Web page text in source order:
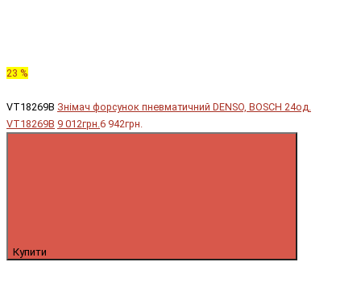
23 %
VT18269B Знімач форсунок пневматичний DENSO, BOSCH 24од.
VT18269B 9 012грн.6 942грн.
Купити